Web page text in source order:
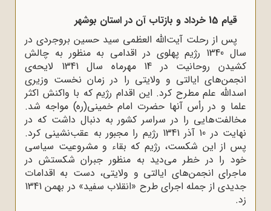
قیام 15 خرداد و بازتاب آن در استان بوشهر
پس از رحلت آیت‌الله العظمی سید حسین بروجردی در
سال 1340 رژیم پهلوی در اقدامی به منظور به چالش
کشیدن روحانیت در 14 مهرماه سال 1341 لایحه‌ی
انجمن‌های ایالتی و ولایتی را در زمان نخست وزیری
اسدالله علم مطرح کرد. این اقدام رژیم که با واکنش اکثر
علما و در رأس آنها حضرت امام خمینی(ره) مواجه شد.
مخالفت‌هایی را در سراسر کشور به دنبال داشت که در
نهایت در 10 آذر 1341 رژیم را مجبور به عقب‌نشینی کرد.
پس از این شکست، رژیم که بقاء و مشروعیت سیاسی
خود را در خطر می‌دید به منظور جبران شکستش در
ماجرای انجمن‌های ایالتی و ولایتی، دست به اقدامات
جدیدی از جمله اجرای طرح «انقلاب سفید» در بهمن 1341
زد.